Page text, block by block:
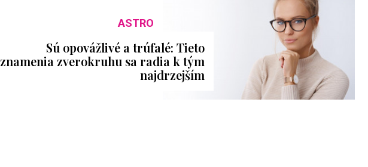
ASTRO
Sú opovážlivé a trúfalé: Tieto
znamenia zverokruhu sa radia k tým
najdrzejším